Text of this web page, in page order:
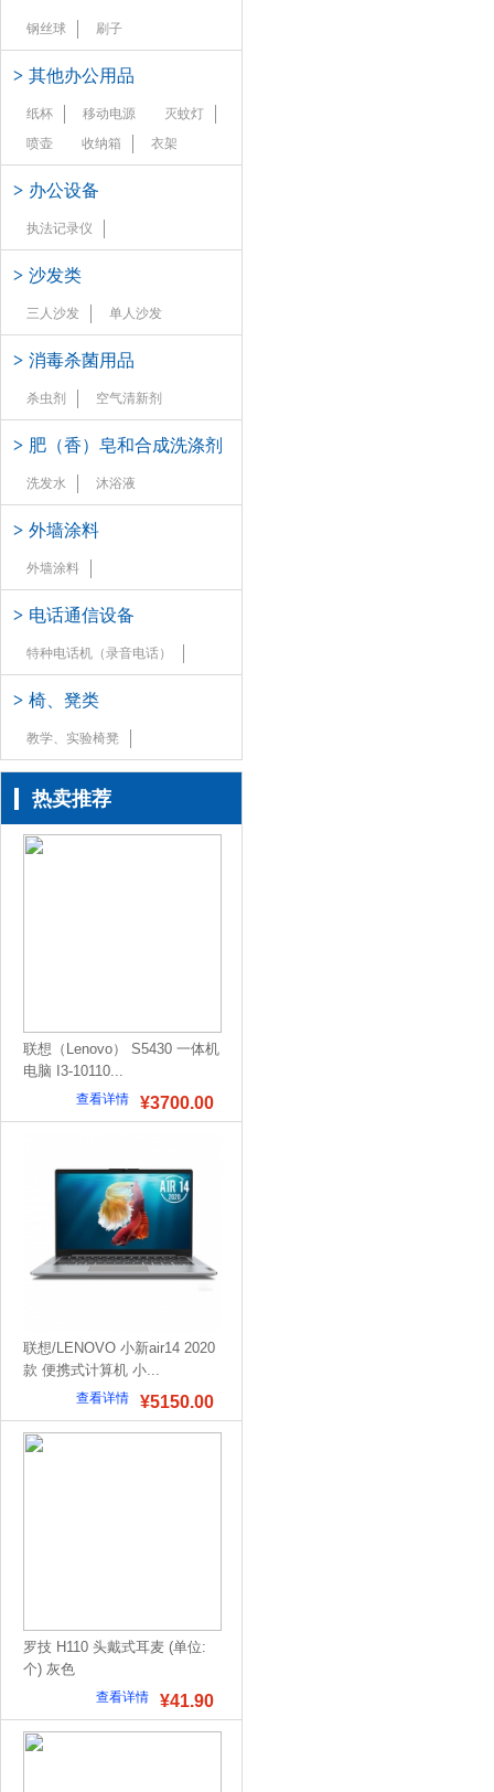
钢丝球 刷子
> 其他办公用品
纸杯 移动电源
灭蚊灯
喷壶
收纳箱 衣架
> 办公设备
执法记录仪
> 沙发类
三人沙发 单人沙发
> 消毒杀菌用品
杀虫剂 空气清新剂
> 肥（香）皂和合成洗涤剂
洗发水 沐浴液
> 外墙涂料
外墙涂料
> 电话通信设备
特种电话机（录音电话）
> 椅、凳类
教学、实验椅凳
热卖推荐
联想（Lenovo） S5430 一体机
电脑 I3-10110...
¥3700.00
查看详情
联想/LENOVO 小新air14 2020
款 便携式计算机 小...
¥5150.00
查看详情
罗技 H110 头戴式耳麦 (单位:
个) 灰色
¥41.90
查看详情